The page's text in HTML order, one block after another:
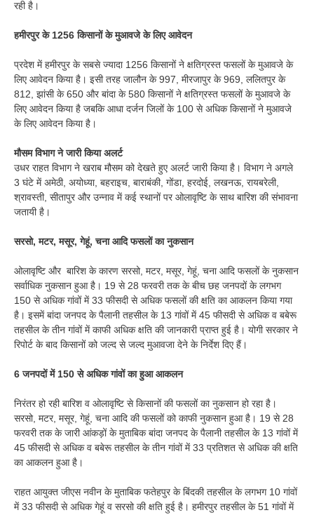
रही है।
हमीरपुर के 1256 किसानों के मुआवजे के लिए आवेदन
प्रदेश में हमीरपुर के सबसे ज्यादा 1256 किसानों ने क्षतिग्रस्त फसलों के मुआवजे के
लिए आवेदन किया है। इसी तरह जालौन के 997, मीरजापुर के 969, ललितपुर के
812, झांसी के 650 और बांदा के 580 किसानों ने क्षतिग्रस्त फसलों के मुआवजे के
लिए आवेदन किया है जबकि आधा दर्जन जिलों के 100 से अधिक किसानों ने मुआवजे
के लिए आवेदन किया है।
मौसम विभाग ने जारी किया अलर्ट
उधर राहत विभाग ने खराब मौसम को देखते हुए अलर्ट जारी किया है। विभाग ने अगले
3 घंटे में अमेठी, अयोध्या, बहराइच, बाराबंकी, गोंडा, हरदोई, लखनऊ, रायबरेली,
श्रावस्ती, सीतापुर और उन्नाव में कई स्थानों पर ओलावृष्टि के साथ बारिश की संभावना
जतायी है।
सरसो, मटर, मसूर, गेहूं, चना आदि फसलों का नुकसान
ओलावृष्टि और बारिश के कारण सरसो, मटर, मसूर, गेहूं, चना आदि फसलों के नुकसान
सर्वाधिक नुकसान हुआ है। 19 से 28 फरवरी तक के बीच छह जनपदों के लगभग
150 से अधिक गांवों में 33 फीसदी से अधिक फसलों की क्षति का आकलन किया गया
है। इसमें बांदा जनपद के पैलानी तहसील के 13 गांवों में 45 फीसदी से अधिक व बबेरू
तहसील के तीन गांवों में काफी अधिक क्षति की जानकारी प्राप्त हुई है। योगी सरकार ने
रिपोर्ट के बाद किसानों को जल्द से जल्द मुआवजा देने के निर्देश दिए हैं।
6 जनपदों में 150 से अधिक गांवों का हुआ आकलन
निरंतर हो रही बारिश व ओलावृष्टि से किसानों की फसलों का नुकसान हो रहा है।
सरसो, मटर, मसूर, गेहूं, चना आदि की फसलों को काफी नुकसान हुआ है। 19 से 28
फरवरी तक के जारी आंकड़ों के मुताबिक बांदा जनपद के पैलानी तहसील के 13 गांवों में
45 फीसदी से अधिक व बबेरू तहसील के तीन गांवों में 33 प्रतिशत से अधिक की क्षति
का आकलन हुआ है।
राहत आयुक्त जीएस नवीन के मुताबिक फतेहपुर के बिंदकी तहसील के लगभग 10 गांवों
में 33 फीसदी से अधिक गेहूं व सरसो की क्षति हुई है। हमीरपुर तहसील के 51 गांवों में